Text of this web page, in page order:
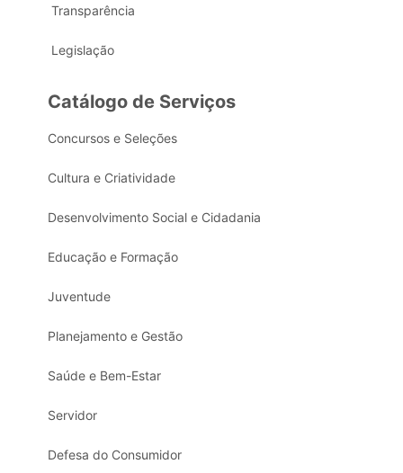
Transparência
Legislação
Catálogo de Serviços
Concursos e Seleções
Cultura e Criatividade
Desenvolvimento Social e Cidadania
Educação e Formação
Juventude
Planejamento e Gestão
Saúde e Bem-Estar
Servidor
Defesa do Consumidor